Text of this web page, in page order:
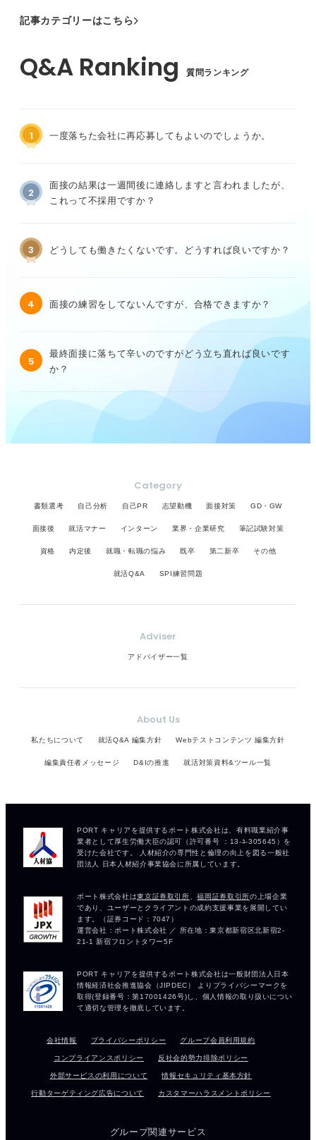
記事カテゴリーはこちら
質問ランキング
1 一度落ちた会社に再応募してもよいのでしょうか。
2
面接の結果は一週間後に連絡しますと言われましたが、
これって不採用ですか？
3 どうしても働きたくないです。どうすれば良いですか？
4 面接の練習をしてないんですが、合格できますか？
5
最終面接に落ちて辛いのですがどう立ち直れば良いです
か？
Category
書類選考 自己分析 自己PR 志望動機 面接対策 GD・GW
面接後 就活マナー インターン 業界・企業研究 筆記試験対策
資格 内定後 就職・転職の悩み 既卒 第二新卒 その他
就活Q&A SPI練習問題
Adviser
アドバイザー一覧
About Us
私たちについて 就活Q&A 編集方針 Webテストコンテンツ 編集方針
編集責任者メッセージ D&Iの推進 就活対策資料&ツール一覧
会社情報 プライバシーポリシー グループ会員利用規約
コンプライアンスポリシー 反社会的勢力排除ポリシー
外部サービスの利用について 情報セキュリティ基本方針
行動ターゲティング広告について カスタマーハラスメントポリシー